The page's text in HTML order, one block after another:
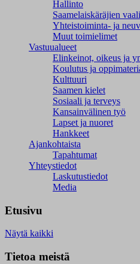
Hallinto
Saamelaiskäräjien
Yhteistoiminta- ja
Muut toimielimet
Vastuualueet
Elinkeinot, oikeus ja
Koulutus ja
Kulttuuri
Saamen kielet
Sosiaali ja terveys
Kansainvälinen työ
Lapset ja nuoret
Hankkeet
Ajankohtaista
Tapahtumat
Yhteystiedot
Laskutustiedot
Media
Etusivu
Näytä kaikki
Tietoa meistä